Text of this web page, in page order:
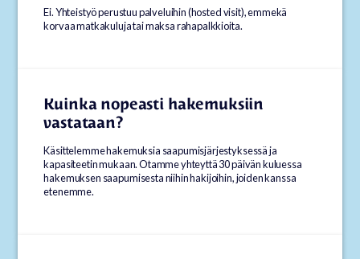
Ei. Yhteistyö perustuu palveluihin (hosted visit), emmekä
korvaa matkakuluja tai maksa rahapalkkioita.
Kuinka nopeasti hakemuksiin
vastataan?
Käsittelemme hakemuksia saapumisjärjestyksessä ja
kapasiteetin mukaan. Otamme yhteyttä 30 päivän kuluessa
hakemuksen saapumisesta niihin hakijoihin, joiden kanssa
etenemme.